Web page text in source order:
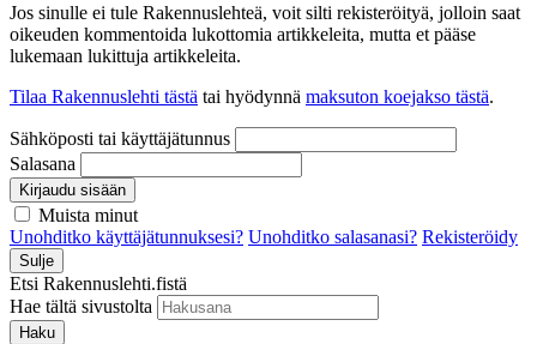
Jos sinulle ei tule Rakennuslehteä, voit silti rekisteröityä, jolloin saat
oikeuden kommentoida lukottomia artikkeleita, mutta et pääse
lukemaan lukittuja artikkeleita.
Tilaa Rakennuslehti tästä tai hyödynnä maksuton koejakso tästä.
Sähköposti tai käyttäjätunnus
Salasana
Kirjaudu sisään
Muista minut
Unohditko käyttäjätunnuksesi? Unohditko salasanasi? Rekisteröidy
Sulje
Etsi Rakennuslehti.fistä
Hae tältä sivustolta
Haku